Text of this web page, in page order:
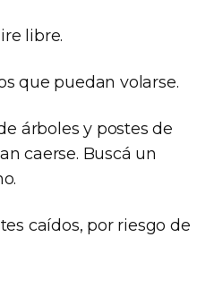
libre.
que puedan volarse.
árboles y postes de
caerse. Buscá un
caídos, por riesgo de